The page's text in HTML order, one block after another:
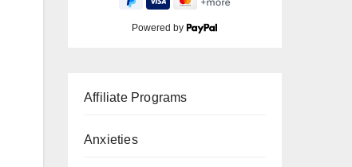
Powered by
Affiliate Programs
Anxieties